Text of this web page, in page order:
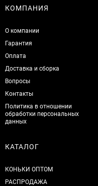
КОМПАНИЯ
О компании
Гарантия
Оплата
Доставка и сборка
Вопросы
Контакты
Политика в отношении
обработки персональных
данных
КАТАЛОГ
КОНЬКИ ОПТОМ
РАСПРОДАЖА